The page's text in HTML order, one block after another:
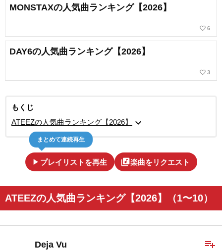
MONSTAXの人気曲ランキング【2026】
favorite_border 6
DAY6の人気曲ランキング【2026】
favorite_border 3
もくじ
ATEEZの人気曲ランキング【2026】
expand_more
play_arrow プレイリストを再生
まとめて連続再生
library_music楽曲をリクエスト
ATEEZの人気曲ランキング【2026】（1〜10）
playlist_add
Deja Vu